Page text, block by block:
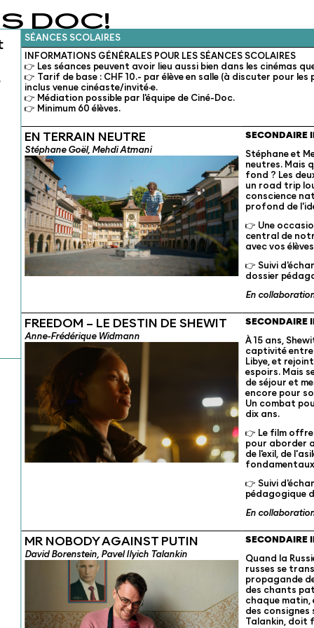
DOC!
SÉANCES SCOLAIRES
INFORMATIONS GÉNÉRALES POUR LES SÉANCES SCOLAIRES
👉 Les séances peuvent avoir lieu aussi bien dans les cinémas
👉 Tarif de base : CHF 10.- par élève en salle (à discuter pour
inclus venue cinéaste/invité·e.
👉 Médiation possible par l'équipe de Ciné-Doc.
👉 Minimum 60 élèves.
EN TERRAIN NEUTRE
Stéphane Goël, Mehdi Atmani
SECONDAIRE II
Stéphane et
neutres. Mais
fond ? Les
un road trip
conscience
profond de
👉 Une
central de
avec vos
👉 Suivi
dossier
En
FREEDOM – LE DESTIN DE SHEWIT
Anne-Frédérique Widmann
SECONDAIRE II
À 15 ans,
captivité
Libye, et
espoirs. Mais
de séjour et
encore pour
Un combat
dix ans.
👉 Le film offre
pour aborder
de l'exil, de
fondamentaux
👉 Suivi
pédagogique
En
MR NOBODY AGAINST PUTIN
David Borenstein, Pavel Ilyich Talankin
SECONDAIRE II
Quand la
russes se
propagande
des chants
chaque matin,
des consignes
Talankin, doit